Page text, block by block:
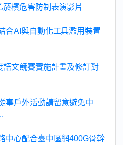
菸檳危害防制表演影片
合AI與自動化工具濫用裝置
語文競賽實施計畫及修訂對
事戶外活動請留意避免中
中心配合臺中區網400G骨幹